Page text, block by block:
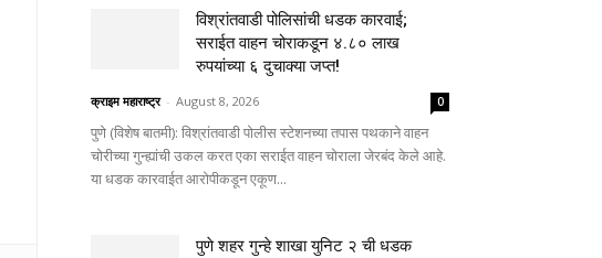
विश्रांतवाडी पोलिसांची धडक कारवाई;
सराईत वाहन चोराकडून ४.८० लाख
रुपयांच्या ६ दुचाक्या जप्त!
क्राइम महाराष्ट्र - August 8, 2026 0
पुणे (विशेष बातमी): विश्रांतवाडी पोलीस स्टेशनच्या तपास पथकाने वाहन
चोरीच्या गुन्ह्यांची उकल करत एका सराईत वाहन चोराला जेरबंद केले आहे.
या धडक कारवाईत आरोपीकडून एकूण...
पुणे शहर गुन्हे शाखा युनिट २ ची धडक